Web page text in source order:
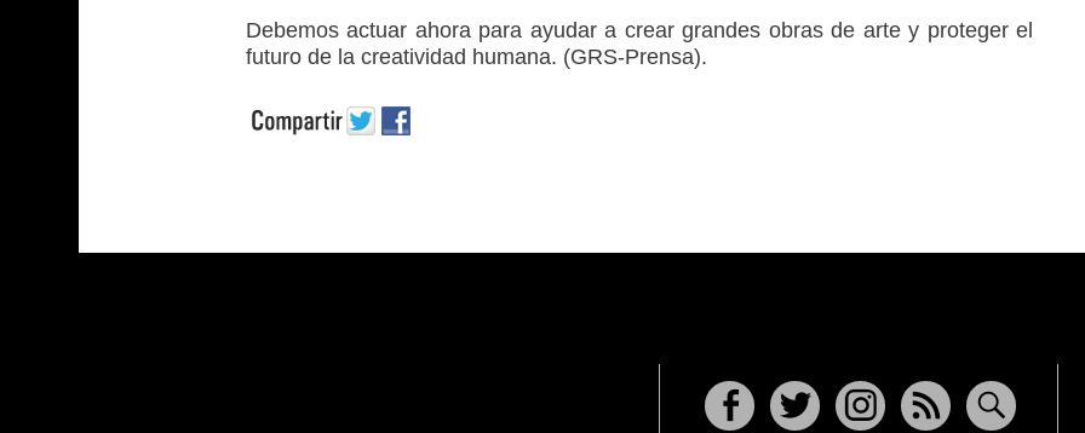
Debemos actuar ahora para ayudar a crear grandes obras de arte y proteger el
futuro de la creatividad humana. (GRS-Prensa).